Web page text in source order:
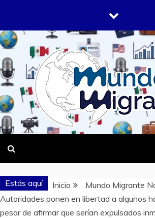
contenido
DONDE TODOS SOMOS
Estás aquí Inicio
Mundo Migrante
Autoridades ponen en libertad a algunos
pesar de afirmar que serían expulsados